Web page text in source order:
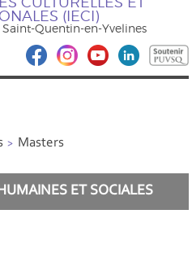
(IECI)
Saint-Quentin-en-Yvelines
Masters
ET SOCIALES